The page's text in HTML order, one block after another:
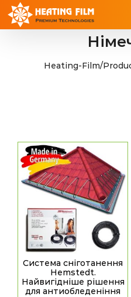
Skip
Heating-Film/
Система сніготанення
Hemstedt.
Найвигідніше рішення
для антиобледеніння